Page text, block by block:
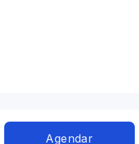
Agendar